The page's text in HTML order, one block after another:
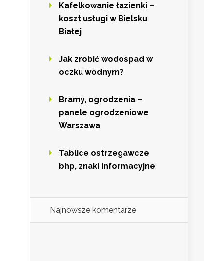
Kafelkowanie łazienki –
koszt usługi w Bielsku
Białej
Jak zrobić wodospad w
oczku wodnym?
Bramy, ogrodzenia –
panele ogrodzeniowe
Warszawa
Tablice ostrzegawcze
bhp, znaki informacyjne
Najnowsze komentarze